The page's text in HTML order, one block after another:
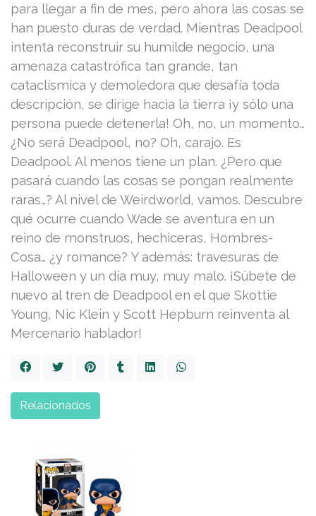
para llegar a fin de mes, pero ahora las cosas se
han puesto duras de verdad. Mientras Deadpool
intenta reconstruir su humilde negocio, una
amenaza catastrófica tan grande, tan
cataclísmica y demoledora que desafía toda
descripción, se dirige hacia la tierra ¡y sólo una
persona puede detenerla! Oh, no, un momento…
¿No será Deadpool, no? Oh, carajo. Es
Deadpool. Al menos tiene un plan. ¿Pero que
pasará cuando las cosas se pongan realmente
raras…? Al nivel de Weirdworld, vamos. Descubre
qué ocurre cuando Wade se aventura en un
reino de monstruos, hechiceras, Hombres-
Cosa… ¿y romance? Y además: travesuras de
Halloween y un día muy, muy malo. ¡Súbete de
nuevo al tren de Deadpool en el que Skottie
Young, Nic Klein y Scott Hepburn reinventa al
Mercenario hablador!
Relacionados